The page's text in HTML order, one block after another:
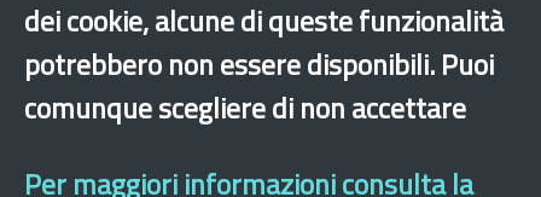
dei cookie, alcune di queste funzionalità
potrebbero non essere disponibili. Puoi
comunque scegliere di non accettare
Per maggiori informazioni consulta la
Dichiarazione di accessibilità Mappa del sito Legal & Privacy
Contatti
Sito archeologico